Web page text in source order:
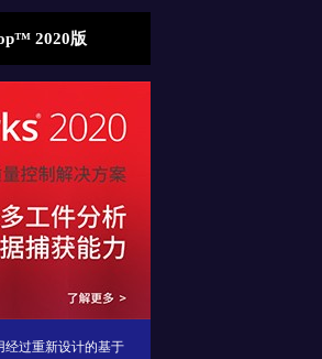
助手盘
插即用型”数字化解